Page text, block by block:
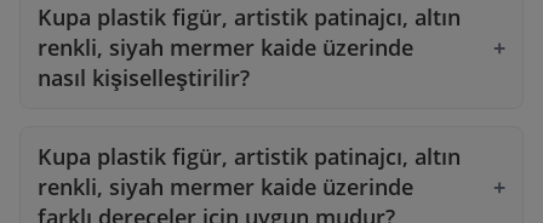
Kupa plastik figür, artistik patinajcı, altın
renkli, siyah mermer kaide üzerinde
nasıl kişiselleştirilir?
Kupa plastik figür, artistik patinajcı, altın
renkli, siyah mermer kaide üzerinde
farklı dereceler için uygun mudur?